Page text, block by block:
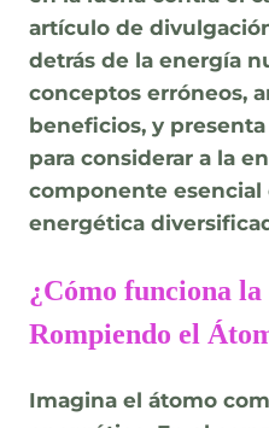
artículo de
detrás de la energía
conceptos erróneos,
beneficios, y
para considerar a la
componente esencial
energética
¿Cómo funciona
Rompiendo el
Imagina el átomo